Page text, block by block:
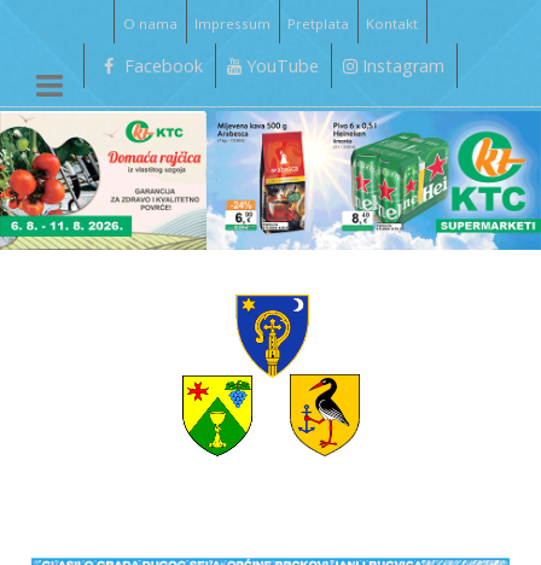
O nama Impressum Pretplata Kontakt
Facebook YouTube Instagram